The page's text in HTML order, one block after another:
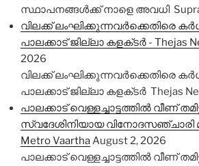
സ്ഥാപനങ്ങൾക്ക് നാളെ അവധി
വിലക്ക് ലംഘിക്കുന്നവർക്കെതിരെ
പാലക്കാട് ജില്ലാ കളക്‌ടർ - Thejas
2026
വിലക്ക് ലംഘിക്കുന്നവർക്കെതിരെ
പാലക്കാട് ജില്ലാ കളക്‌ടർ Thejas
പാലക്കാട് വെള്ളച്ചാട്ടത്തിൽ വീണ്
സ്വദേശിനിയായ വിനോദസഞ്ചാരി
Metro Vaartha August 2, 2026
പാലക്കാട് വെള്ളച്ചാട്ടത്തിൽ വീണ്